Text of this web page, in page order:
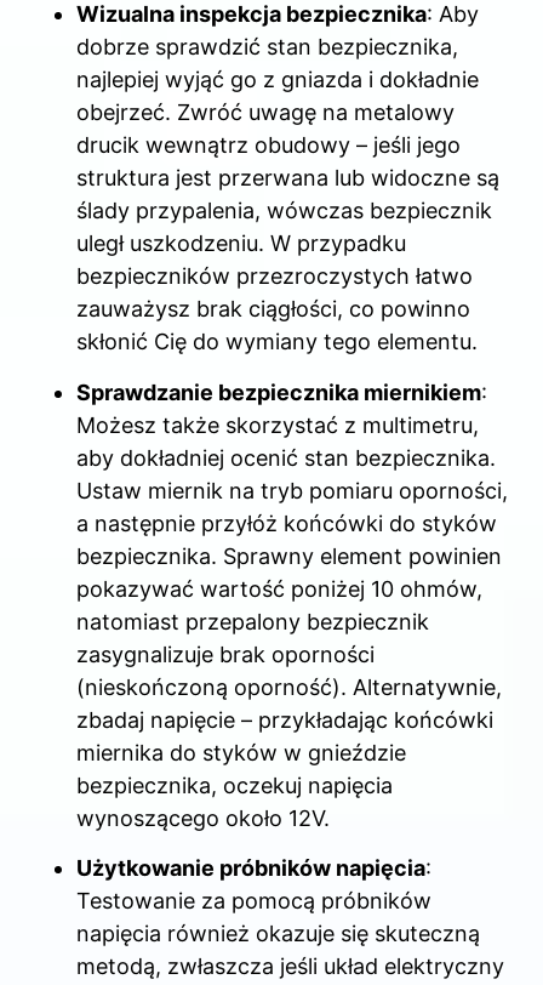
Wizualna inspekcja bezpiecznika: Aby
dobrze sprawdzić stan bezpiecznika,
najlepiej wyjąć go z gniazda i dokładnie
obejrzeć. Zwróć uwagę na metalowy
drucik wewnątrz obudowy – jeśli jego
struktura jest przerwana lub widoczne są
ślady przypalenia, wówczas bezpiecznik
uległ uszkodzeniu. W przypadku
bezpieczników przezroczystych łatwo
zauważysz brak ciągłości, co powinno
skłonić Cię do wymiany tego elementu.
Sprawdzanie bezpiecznika miernikiem:
Możesz także skorzystać z multimetru,
aby dokładniej ocenić stan bezpiecznika.
Ustaw miernik na tryb pomiaru oporności,
a następnie przyłóż końcówki do styków
bezpiecznika. Sprawny element powinien
pokazywać wartość poniżej 10 ohmów,
natomiast przepalony bezpiecznik
zasygnalizuje brak oporności
(nieskończoną oporność). Alternatywnie,
zbadaj napięcie – przykładając końcówki
miernika do styków w gnieździe
bezpiecznika, oczekuj napięcia
wynoszącego około 12V.
Użytkowanie próbników napięcia:
Testowanie za pomocą próbników
napięcia również okazuje się skuteczną
metodą, zwłaszcza jeśli układ elektryczny